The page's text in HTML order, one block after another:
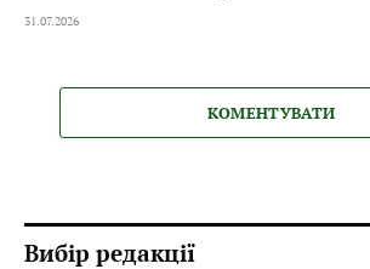
31.07.2026
КОМЕНТУВАТИ
Вибір редакції